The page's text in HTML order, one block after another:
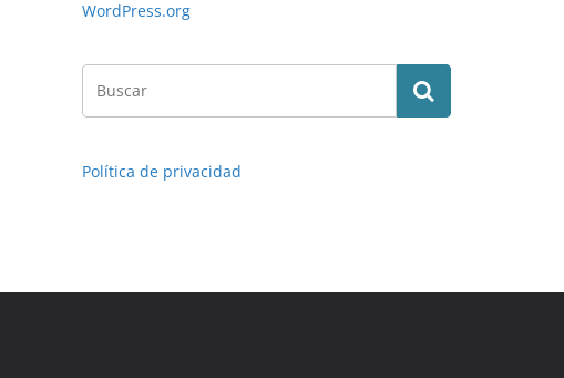
WordPress.org
Política de privacidad